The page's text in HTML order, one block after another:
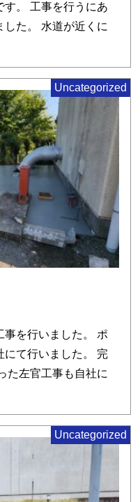
す。 工事を行うにあ
た。 水道が近くに
Uncategorized
事を行いました。 ポ
にて行いました。 完
た左官工事も自社に
Uncategorized